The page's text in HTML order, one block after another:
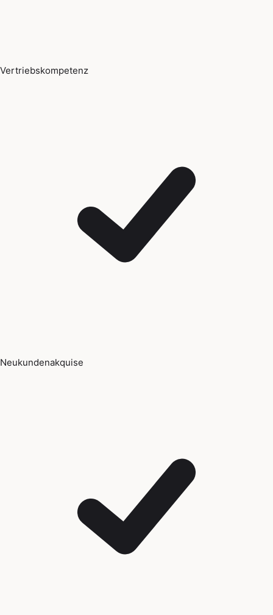
Vertriebskompetenz
Neukundenakquise